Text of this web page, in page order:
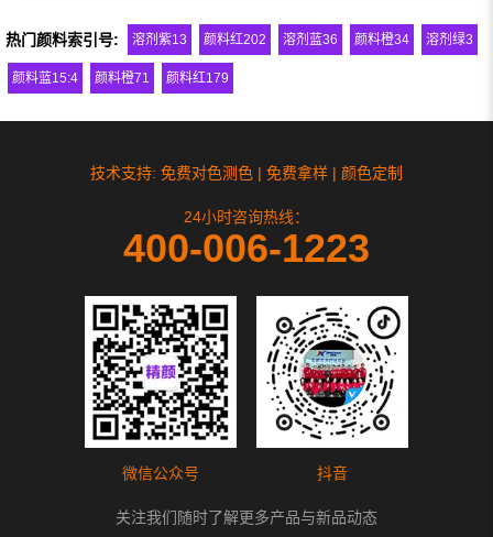
热门颜料索引号: 溶剂紫13 颜料红202 溶剂蓝36 颜料橙34 溶剂绿3
颜料蓝15:4 颜料橙71 颜料红179
技术支持: 免费对色测色 | 免费拿样 | 颜色定制
24小时咨询热线：
400-006-1223
微信公众号 抖音
关注我们随时了解更多产品与新品动态